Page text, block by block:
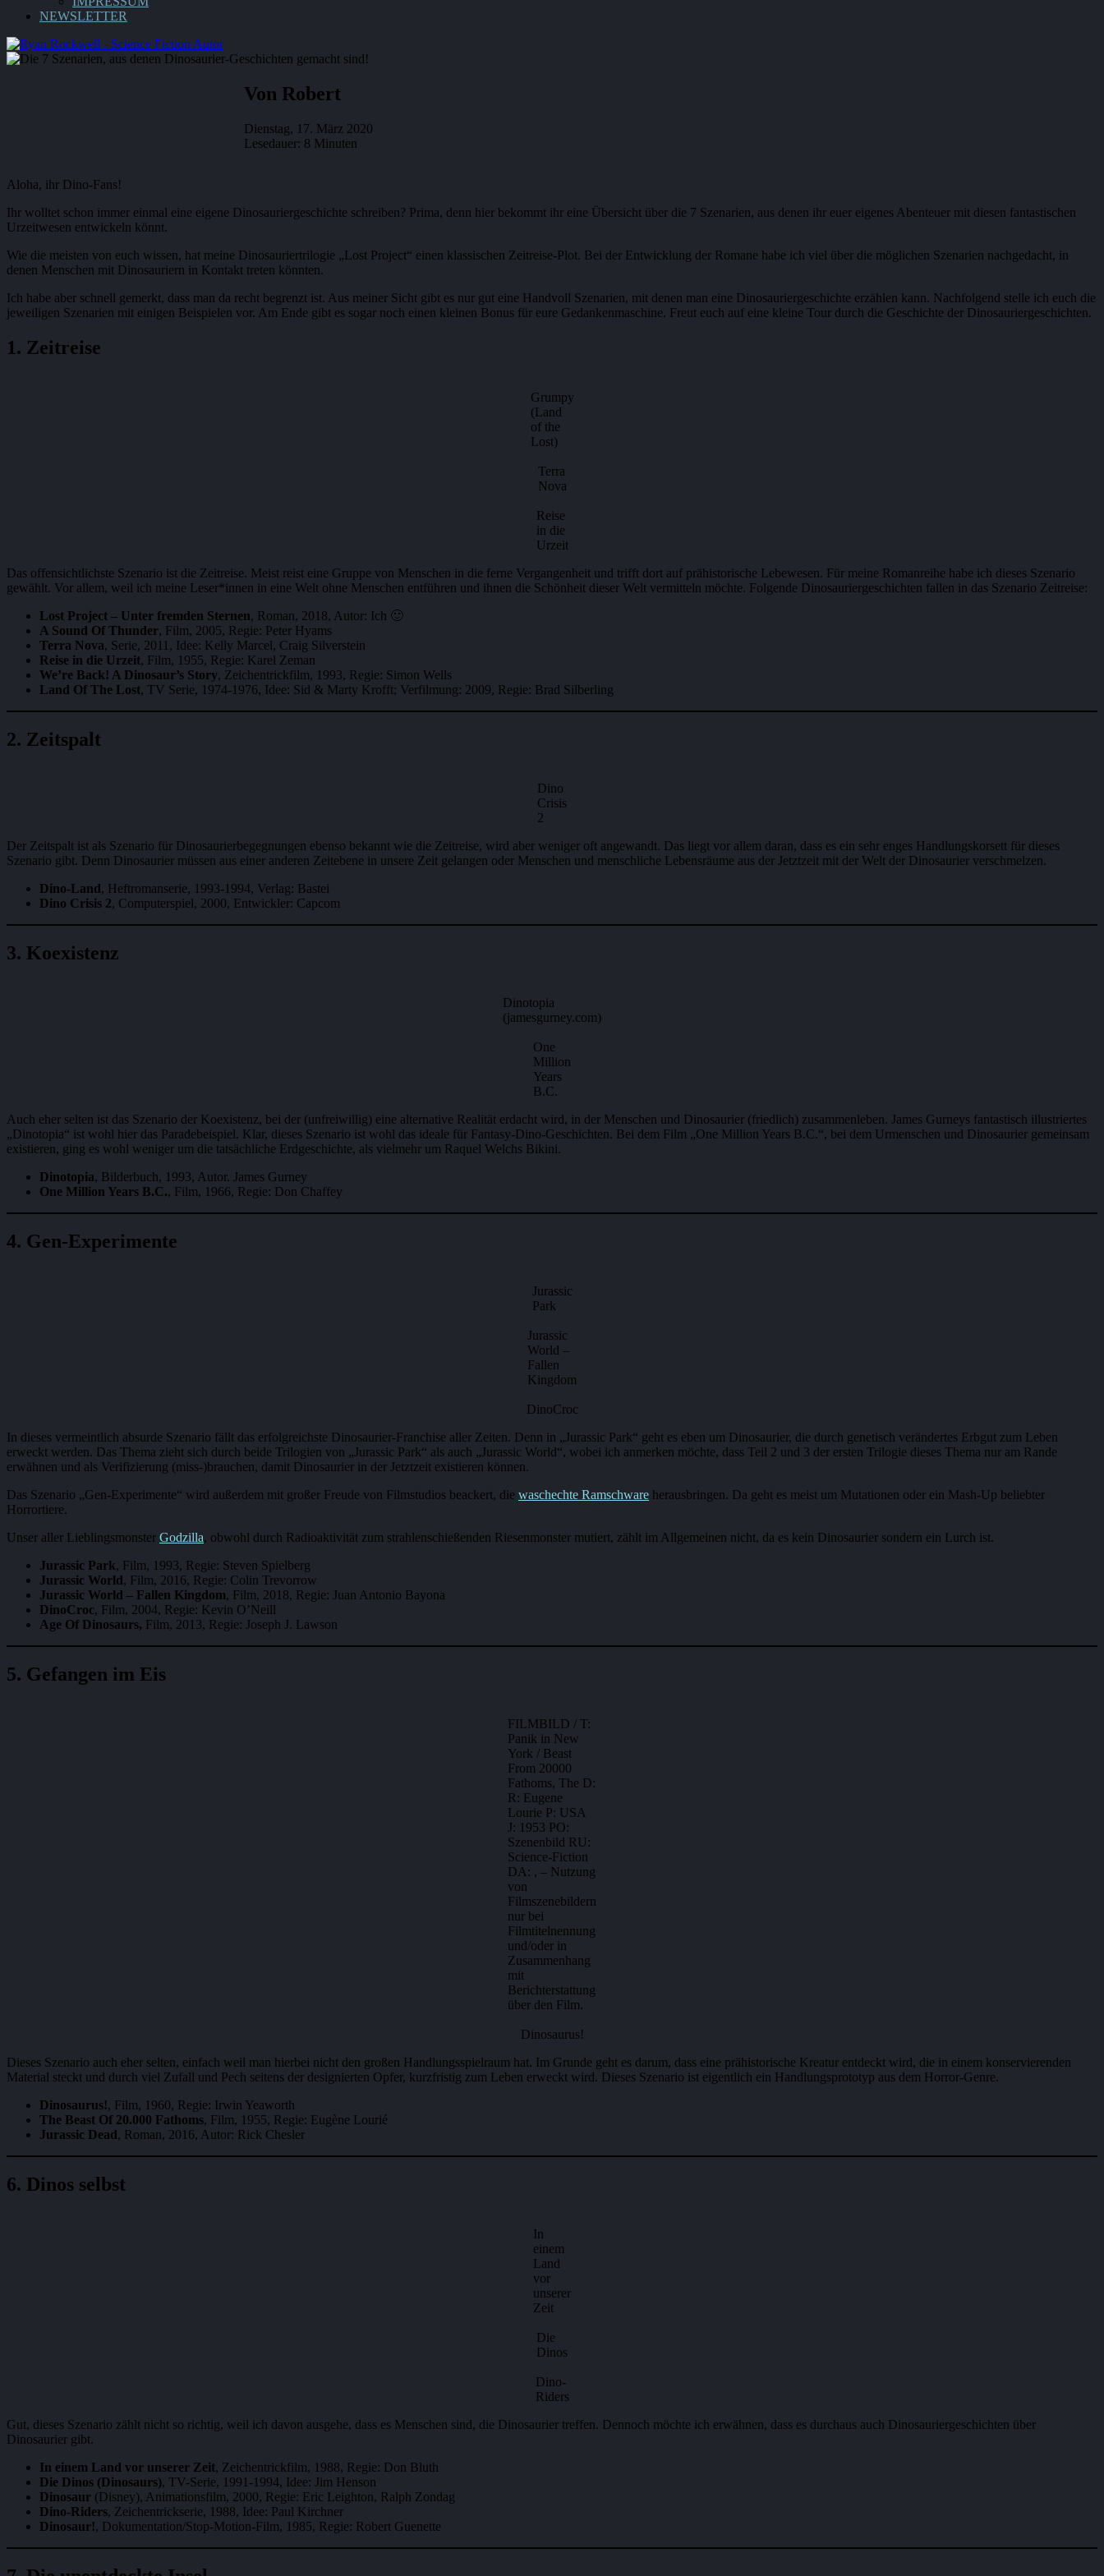
NEWSLETTER
Von Robert
Dienstag, 17. März 2020
Lesedauer: 8 Minuten
Aloha, ihr Dino-Fans!
Ihr wolltet schon immer einmal eine eigene Dinosauriergeschichte schreiben? Prima, denn hier bekommt ihr eine Übersicht über die 7 Szenarien, aus denen ihr euer eigenes Abenteuer mit diesen fantastischen
Urzeitwesen entwickeln könnt.
Wie die meisten von euch wissen, hat meine Dinosauriertrilogie „Lost Project“ einen klassischen Zeitreise-Plot. Bei der Entwicklung der Romane habe ich viel über die möglichen Szenarien nachgedacht, in
denen Menschen mit Dinosauriern in Kontakt treten könnten.
Ich habe aber schnell gemerkt, dass man da recht begrenzt ist. Aus meiner Sicht gibt es nur gut eine Handvoll Szenarien, mit denen man eine Dinosauriergeschichte erzählen kann. Nachfolgend stelle ich euch die
jeweiligen Szenarien mit einigen Beispielen vor. Am Ende gibt es sogar noch einen kleinen Bonus für eure Gedankenmaschine. Freut euch auf eine kleine Tour durch die Geschichte der Dinosauriergeschichten.
1. Zeitreise
Grumpy
(Land
of the
Lost)
Terra
Nova
Reise
in die
Urzeit
Das offensichtlichste Szenario ist die Zeitreise. Meist reist eine Gruppe von Menschen in die ferne Vergangenheit und trifft dort auf prähistorische Lebewesen. Für meine Romanreihe habe ich dieses Szenario
gewählt. Vor allem, weil ich meine Leser*innen in eine Welt ohne Menschen entführen und ihnen die Schönheit dieser Welt vermitteln möchte. Folgende Dinosauriergeschichten fallen in das Szenario Zeitreise:
Lost Project – Unter fremden Sternen, Roman, 2018, Autor: Ich 🙂
A Sound Of Thunder, Film, 2005, Regie: Peter Hyams
Terra Nova, Serie, 2011, Idee: Kelly Marcel, Craig Silverstein
Reise in die Urzeit, Film, 1955, Regie: Karel Zeman
We’re Back! A Dinosaur’s Story, Zeichentrickfilm, 1993, Regie: Simon Wells
Land Of The Lost, TV Serie, 1974-1976, Idee: Sid & Marty Krofft; Verfilmung: 2009, Regie: Brad Silberling
2. Zeitspalt
Dino
Crisis
2
Der Zeitspalt ist als Szenario für Dinosaurierbegegnungen ebenso bekannt wie die Zeitreise, wird aber weniger oft angewandt. Das liegt vor allem daran, dass es ein sehr enges Handlungskorsett für dieses
Szenario gibt. Denn Dinosaurier müssen aus einer anderen Zeitebene in unsere Zeit gelangen oder Menschen und menschliche Lebensräume aus der Jetztzeit mit der Welt der Dinosaurier verschmelzen.
Dino-Land, Heftromanserie, 1993-1994, Verlag: Bastei
Dino Crisis 2, Computerspiel, 2000, Entwickler: Capcom
3. Koexistenz
Dinotopia
(jamesgurney.com)
One
Million
Years
B.C.
Auch eher selten ist das Szenario der Koexistenz, bei der (unfreiwillig) eine alternative Realität erdacht wird, in der Menschen und Dinosaurier (friedlich) zusammenleben. James Gurneys fantastisch illustriertes
„Dinotopia“ ist wohl hier das Paradebeispiel. Klar, dieses Szenario ist wohl das ideale für Fantasy-Dino-Geschichten. Bei dem Film „One Million Years B.C.“, bei dem Urmenschen und Dinosaurier gemeinsam
existieren, ging es wohl weniger um die tatsächliche Erdgeschichte, als vielmehr um Raquel Welchs Bikini.
Dinotopia, Bilderbuch, 1993, Autor. James Gurney
One Million Years B.C., Film, 1966, Regie: Don Chaffey
4. Gen-Experimente
Jurassic
Park
Jurassic
World –
Fallen
Kingdom
DinoCroc
In dieses vermeintlich absurde Szenario fällt das erfolgreichste Dinosaurier-Franchise aller Zeiten. Denn in „Jurassic Park“ geht es eben um Dinosaurier, die durch genetisch verändertes Erbgut zum Leben
erweckt werden. Das Thema zieht sich durch beide Trilogien von „Jurassic Park“ als auch „Jurassic World“, wobei ich anmerken möchte, dass Teil 2 und 3 der ersten Trilogie dieses Thema nur am Rande
erwähnen und als Verifizierung (miss-)brauchen, damit Dinosaurier in der Jetztzeit existieren können.
Das Szenario „Gen-Experimente“ wird außerdem mit großer Freude von Filmstudios beackert, die waschechte Ramschware herausbringen. Da geht es meist um Mutationen oder ein Mash-Up beliebter
Horrortiere.
Unser aller Lieblingsmonster Godzilla, obwohl durch Radioaktivität zum strahlenschießenden Riesenmonster mutiert, zählt im Allgemeinen nicht, da es kein Dinosaurier sondern ein Lurch ist.
Jurassic Park, Film, 1993, Regie: Steven Spielberg
Jurassic World, Film, 2016, Regie: Colin Trevorrow
Jurassic World – Fallen Kingdom, Film, 2018, Regie: Juan Antonio Bayona
DinoCroc, Film, 2004, Regie: Kevin O’Neill
Age Of Dinosaurs, Film, 2013, Regie: Joseph J. Lawson
5. Gefangen im Eis
FILMBILD / T:
Panik in New
York / Beast
From 20000
Fathoms, The D:
R: Eugene
Lourie P: USA
J: 1953 PO:
Szenenbild RU:
Science-Fiction
DA: , – Nutzung
von
Filmszenebildern
nur bei
Filmtitelnennung
und/oder in
Zusammenhang
mit
Berichterstattung
über den Film.
Dinosaurus!
Dieses Szenario auch eher selten, einfach weil man hierbei nicht den großen Handlungsspielraum hat. Im Grunde geht es darum, dass eine prähistorische Kreatur entdeckt wird, die in einem konservierenden
Material steckt und durch viel Zufall und Pech seitens der designierten Opfer, kurzfristig zum Leben erweckt wird. Dieses Szenario ist eigentlich ein Handlungsprototyp aus dem Horror-Genre.
Dinosaurus!, Film, 1960, Regie: Irwin Yeaworth
The Beast Of 20.000 Fathoms, Film, 1955, Regie: Eugène Lourié
Jurassic Dead, Roman, 2016, Autor: Rick Chesler
6. Dinos selbst
In
einem
Land
vor
unserer
Zeit
Die
Dinos
Dino-
Riders
Gut, dieses Szenario zählt nicht so richtig, weil ich davon ausgehe, dass es Menschen sind, die Dinosaurier treffen. Dennoch möchte ich erwähnen, dass es durchaus auch Dinosauriergeschichten über
Dinosaurier gibt.
In einem Land vor unserer Zeit, Zeichentrickfilm, 1988, Regie: Don Bluth
Die Dinos (Dinosaurs), TV-Serie, 1991-1994, Idee: Jim Henson
Dinosaur (Disney), Animationsfilm, 2000, Regie: Eric Leighton, Ralph Zondag
Dino-Riders, Zeichentrickserie, 1988, Idee: Paul Kirchner
Dinosaur!, Dokumentation/Stop-Motion-Film, 1985, Regie: Robert Guenette